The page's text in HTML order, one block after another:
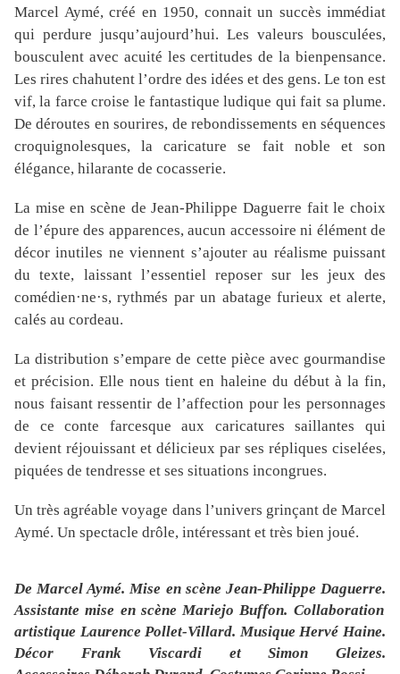
Marcel Aymé, créé en 1950, connait un succès immédiat
qui perdure jusqu’aujourd’hui. Les valeurs bousculées,
bousculent avec acuité les certitudes de la bienpensance.
Les rires chahutent l’ordre des idées et des gens. Le ton est
vif, la farce croise le fantastique ludique qui fait sa plume.
De déroutes en sourires, de rebondissements en séquences
croquignolesques, la caricature se fait noble et son
élégance, hilarante de cocasserie.
La mise en scène de Jean-Philippe Daguerre fait le choix
de l’épure des apparences, aucun accessoire ni élément de
décor inutiles ne viennent s’ajouter au réalisme puissant
du texte, laissant l’essentiel reposer sur les jeux des
comédien·ne·s, rythmés par un abatage furieux et alerte,
calés au cordeau.
La distribution s’empare de cette pièce avec gourmandise
et précision. Elle nous tient en haleine du début à la fin,
nous faisant ressentir de l’affection pour les personnages
de ce conte farcesque aux caricatures saillantes qui
devient réjouissant et délicieux par ses répliques ciselées,
piquées de tendresse et ses situations incongrues.
Un très agréable voyage dans l’univers grinçant de Marcel
Aymé. Un spectacle drôle, intéressant et très bien joué.
DeMarcel Aymé.Mise en scène Jean-Philippe Daguerre.
Assistante mise en scène Mariejo Buffon. Collaboration
artistique Laurence Pollet-Villard. Musique Hervé Haine.
Décor
Frank Viscardi et Simon Gleizes.